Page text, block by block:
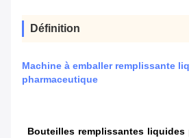
Définition
Machine à emballer remplissante
pharmaceutique
Bouteilles remplissantes liquides